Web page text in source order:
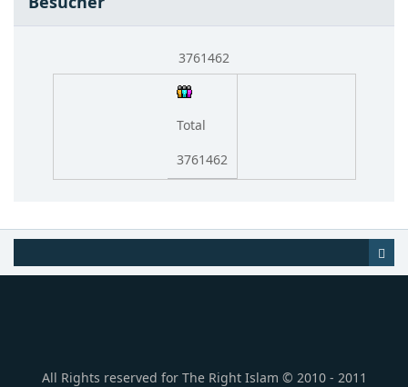
Al-Bayan for Publishing and Information Technology